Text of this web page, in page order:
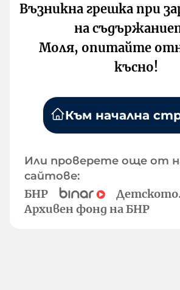
Възникна грешка при
на
Моля, опитайте
късно!
Към начална
Или проверете още от
сайтове:
БНР
Архивен фонд на БНР